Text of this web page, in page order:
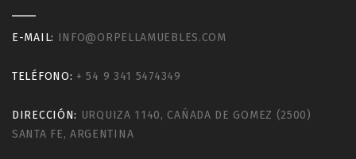
E-MAIL: INFO@ORPELLAMUEBLES.COM
TELÉFONO: + 54 9 341 5474349
DIRECCIÓN: URQUIZA 1140, CAÑADA DE GOMEZ (2500)
SANTA FE, ARGENTINA